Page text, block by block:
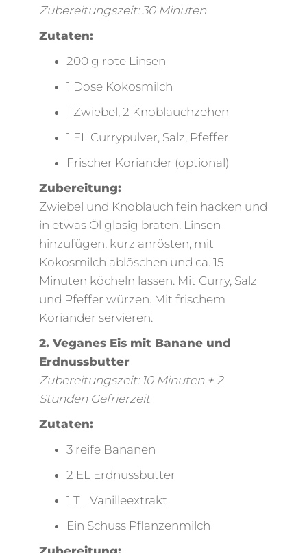
Zubereitungszeit: 30 Minuten
Zutaten:
200 g rote Linsen
1 Dose Kokosmilch
1 Zwiebel, 2 Knoblauchzehen
1 EL Currypulver, Salz, Pfeffer
Frischer Koriander (optional)
Zubereitung:
Zwiebel und Knoblauch fein hacken und
in etwas Öl glasig braten. Linsen
hinzufügen, kurz anrösten, mit
Kokosmilch ablöschen und ca. 15
Minuten köcheln lassen. Mit Curry, Salz
und Pfeffer würzen. Mit frischem
Koriander servieren.
2. Veganes Eis mit Banane und
Erdnussbutter
Zubereitungszeit: 10 Minuten + 2
Stunden Gefrierzeit
Zutaten:
3 reife Bananen
2 EL Erdnussbutter
1 TL Vanilleextrakt
Ein Schuss Pflanzenmilch